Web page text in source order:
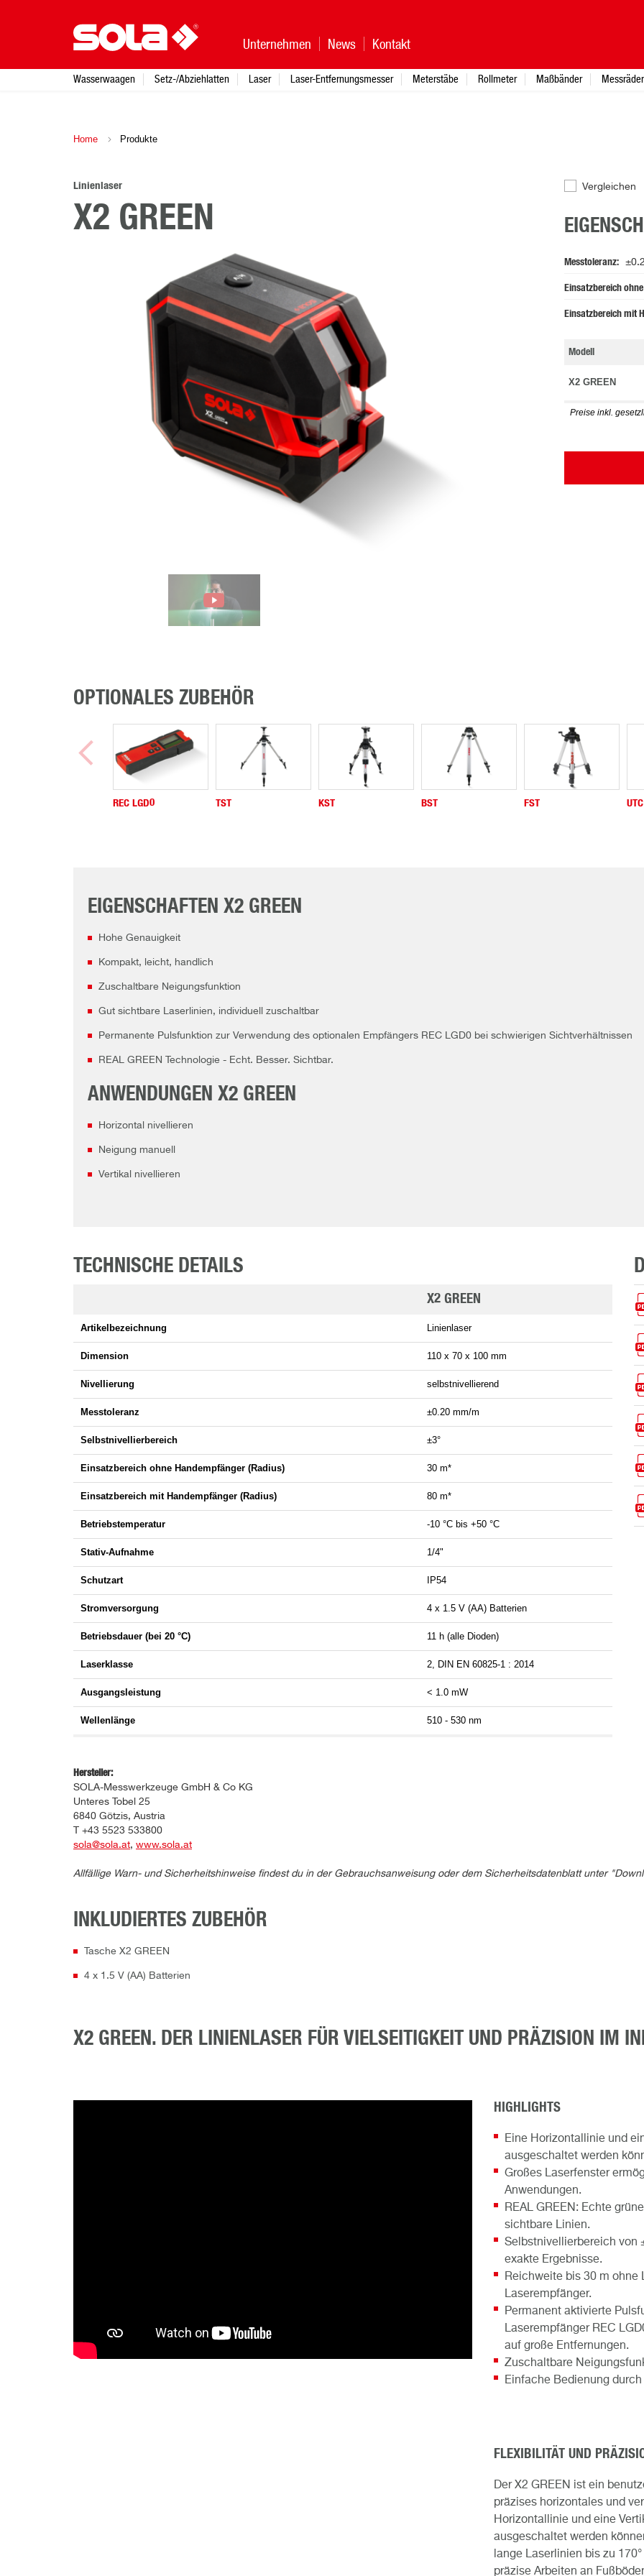
Home Produkte
Linienlaser
X2 GREEN
Vergleichen
Messtoleranz
Einsatzbereich
Einsatzbereich mit
Modell
X2 GREEN
Preise inkl.
OPTIONALES ZUBEHÖR
REC LGD0 TST KST BST FST UTC
EIGENSCHAFTEN X2 GREEN
Hohe Genauigkeit
Kompakt, leicht, handlich
Zuschaltbare Neigungsfunktion
Gut sichtbare Laserlinien, individuell zuschaltbar
Permanente Pulsfunktion zur Verwendung des optionalen Empfängers REC LGD0 bei schwierigen Sichtverhältnissen
REAL GREEN Technologie - Echt. Besser. Sichtbar.
ANWENDUNGEN X2 GREEN
Horizontal nivellieren
Neigung manuell
Vertikal nivellieren
TECHNISCHE DETAILS
X2 GREEN
Artikelbezeichnung Linienlaser
Dimension 110 x 70 x 100 mm
Nivellierung selbstnivellierend
Messtoleranz ±0.20 mm/m
Selbstnivellierbereich ±3°
Einsatzbereich ohne Handempfänger (Radius) 30 m*
Einsatzbereich mit Handempfänger (Radius) 80 m*
Betriebstemperatur -10 °C bis +50 °C
Stativ-Aufnahme 1/4"
Schutzart IP54
Stromversorgung 4 x 1.5 V (AA) Batterien
Betriebsdauer (bei 20 °C) 11 h (alle Dioden)
Laserklasse 2, DIN EN 60825-1 : 2014
Ausgangsleistung < 1.0 mW
Wellenlänge 510 - 530 nm
Hersteller:
SOLA-Messwerkzeuge GmbH & Co KG
Unteres Tobel 25
6840 Götzis, Austria
T +43 5523 533800
sola@sola.at, www.sola.at
Allfällige Warn- und Sicherheitshinweise findest du in der Gebrauchsanweisung oder dem Sicherheitsdatenblatt unter
INKLUDIERTES ZUBEHÖR
Tasche X2 GREEN
4 x 1.5 V (AA) Batterien
X2 GREEN. DER LINIENLASER FÜR VIELSEITIGKEIT UND PRÄZISION IM
HIGHLIGHTS
Eine Horizontallinie und
ausgeschaltet werden
Großes Laserfenster
Anwendungen.
REAL GREEN: Echte
sichtbare Linien.
Selbstnivellierbereich von
exakte Ergebnisse.
Reichweite bis 30 m ohne
Laserempfänger.
Permanent aktivierte
Laserempfänger REC
auf große Entfernungen.
Zuschaltbare
Einfache Bedienung
FLEXIBILITÄT UND
Der X2 GREEN ist ein
präzises horizontales und
Horizontallinie und eine
ausgeschaltet werden
lange Laserlinien bis zu
präzise Arbeiten an
Unternehmen News Kontakt
Wasserwaagen Setz-/Abziehlatten Laser Laser-Entfernungsmesser Meterstäbe Rollmeter Maßbänder Messräder